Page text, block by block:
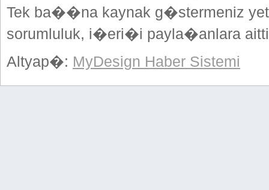
Tek ba��na kaynak g�stermeniz
sorumluluk, i�eri�i payla�anlara
Altyap�: MyDesign Haber Sistemi